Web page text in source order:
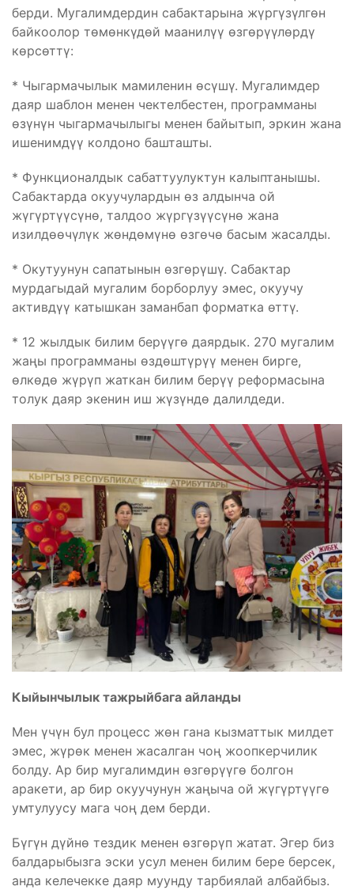
берди. Мугалимдердин сабактарына жүргүзүлгөн
байкоолор төмөнкүдөй маанилүү өзгөрүүлөрдү
көрсөттү:
* Чыгармачылык мамиленин өсүшү. Мугалимдер
даяр шаблон менен чектелбестен, программаны
өзүнүн чыгармачылыгы менен байытып, эркин жана
ишенимдүү колдоно башташты.
* Функционалдык сабаттуулуктун калыптанышы.
Сабактарда окуучулардын өз алдынча ой
жүгүртүүсүнө, талдоо жүргүзүүсүнө жана
изилдөөчүлүк жөндөмүнө өзгөчө басым жасалды.
* Окутуунун сапатынын өзгөрүшү. Сабактар
мурдагыдай мугалим борборлуу эмес, окуучу
активдүү катышкан заманбап форматка өттү.
* 12 жылдык билим берүүгө даярдык. 270 мугалим
жаңы программаны өздөштүрүү менен бирге,
өлкөдө жүрүп жаткан билим берүү реформасына
толук даяр экенин иш жүзүндө далилдеди.
Кыйынчылык тажрыйбага айланды
Мен үчүн бул процесс жөн гана кызматтык милдет
эмес, жүрөк менен жасалган чоң жоопкерчилик
болду. Ар бир мугалимдин өзгөрүүгө болгон
аракети, ар бир окуучунун жаңыча ой жүгүртүүгө
умтулуусу мага чоң дем берди.
Бүгүн дүйнө тездик менен өзгөрүп жатат. Эгер биз
балдарыбызга эски усул менен билим бере берсек,
анда келечекке даяр муунду тарбиялай албайбыз.